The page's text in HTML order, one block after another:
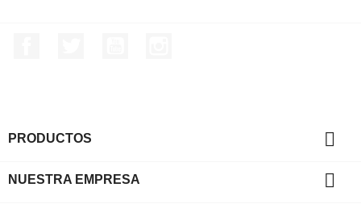
PRODUCTOS 
NUESTRA EMPRESA 